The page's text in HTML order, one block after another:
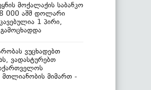
მოქალაქის საბანკო
000 აშშ დოლარი
1 პირი,
ვუცხადებთ
ვადასტურებთ
მიმართ -